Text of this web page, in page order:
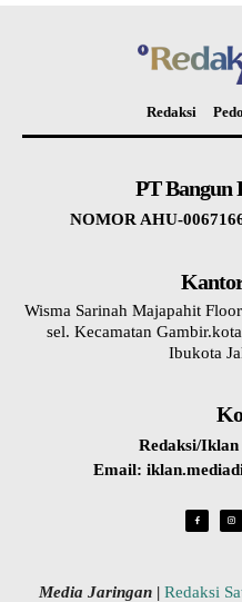
Redaksi
PT Bangun
NOMOR AHU-
Wisma Sarinah Majapahit
sel. Kecamatan
Ibukota
Redaksi/Iklan
Email:
Media Jaringan | Redaksi